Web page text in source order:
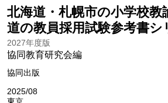
北海道・札幌市の小学校教
道の教員採用試験参考書シ
2027年度版
協同教育研究会編
協同出版
2025/08
東京